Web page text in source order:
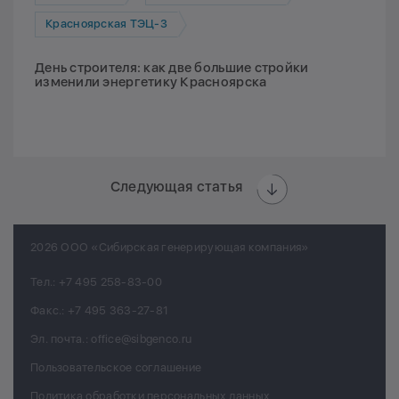
Красноярская ТЭЦ-3
День строителя: как две большие стройки
изменили энергетику Красноярска
Следующая статья
2026 ООО «Сибирская генерирующая компания»
Тел.: +7 495 258-83-00
Факс.: +7 495 363-27-81
Эл. почта.: office@sibgenco.ru
Пользовательское соглашение
Политика обработки персональных данных